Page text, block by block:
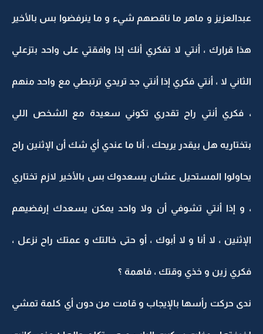
عبدالعزيز و ماهر ما ناقصهم شيء و ما ينرفضوا بس بالأخير
هذا قرارك ، أنتي لا تفكري أنك إذا وافقتي على واحد بتزعلي
الثاني لا ، أنتي فكري إذا أنتي جد تريدي ترتبطي مع واحد منهم
، فكري أنتي راح تقدري تكوني سعيدة مع الشخص اللي
بتختاريه هل بيقدر يريحك ، أنا ما عندي أي شك أن الإثنين راح
يحاولوا المستحيل عشان يسعدوك بس بالأخير لازم تختاري
، و إذا أنتي تشوفي أن ولا واحد يمكن يسعدك إرفضيهم
الإثنين ، لا أنا و لا أبوك ، أو حتى خالتك و عمتك راح نزعل ،
فكري زين و خذي وقتك ، فاهمة ؟
ندى حركت رأسها بالإيجاب و قامت من دون أي كلمة تمشي